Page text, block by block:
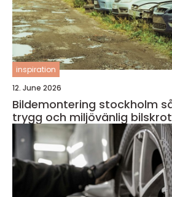
inspiration
12. June 2026
Bildemontering stockholm så fungerar en
trygg och miljövänlig bilskrot